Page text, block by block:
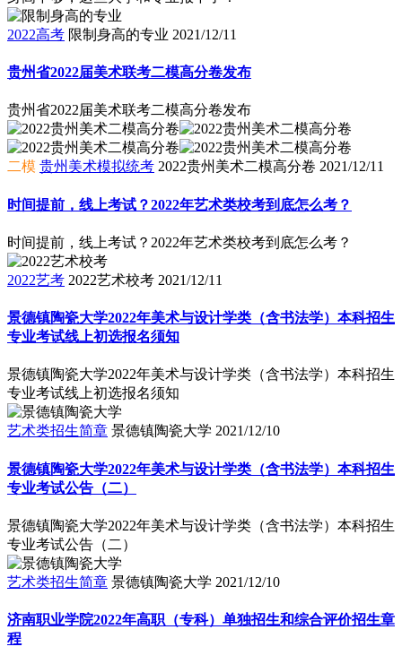
2022高考 限制身高的专业 2021/12/11
贵州省2022届美术联考二模高分卷发布
贵州省2022届美术联考二模高分卷发布
二模 贵州美术模拟统考 2022贵州美术二模高分卷 2021/12/11
时间提前，线上考试？2022年艺术类校考到底怎么考？
时间提前，线上考试？2022年艺术类校考到底怎么考？
2022艺考 2022艺术校考 2021/12/11
景德镇陶瓷大学2022年美术与设计学类（含书法学）本科招生
专业考试线上初选报名须知
景德镇陶瓷大学2022年美术与设计学类（含书法学）本科招生
专业考试线上初选报名须知
艺术类招生简章 景德镇陶瓷大学 2021/12/10
景德镇陶瓷大学2022年美术与设计学类（含书法学）本科招生
专业考试公告（二）
景德镇陶瓷大学2022年美术与设计学类（含书法学）本科招生
专业考试公告（二）
艺术类招生简章 景德镇陶瓷大学 2021/12/10
济南职业学院2022年高职（专科）单独招生和综合评价招生章
程